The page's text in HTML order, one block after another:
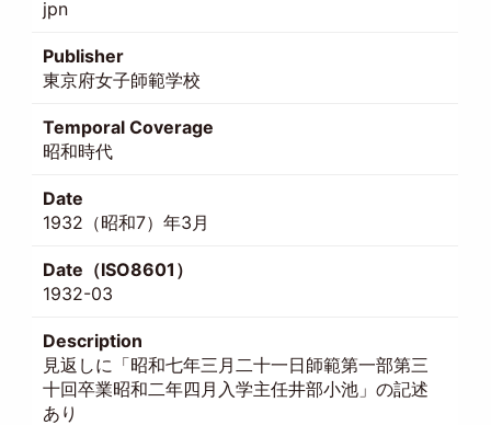
jpn
Publisher
東京府女子師範学校
Temporal Coverage
昭和時代
Date
1932（昭和7）年3月
Date（ISO8601）
1932-03
Description
見返しに「昭和七年三月二十一日師範第一部第三
十回卒業昭和二年四月入学主任井部小池」の記述
あり